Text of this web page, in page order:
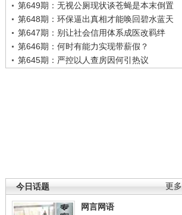
第649期：无视公厕现状谈苍蝇是本末倒置
第648期：环保逼出真相才能唤回碧水蓝天
第647期：别让社会信用体系成医改羁绊
第646期：何时有能力实现带薪假？
第645期：严控以人查房因何引热议
更多
今日话题
网言网语